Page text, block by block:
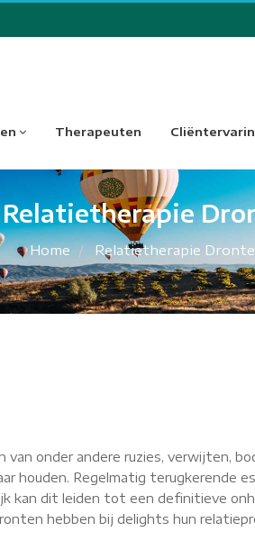
Therapeuten
Relatietherapie
Home Relatietherapie
onder andere ruzies, verwijten,
houden. Regelmatig terugkerende
kan dit leiden tot een definitieve
hebben bij delights hun